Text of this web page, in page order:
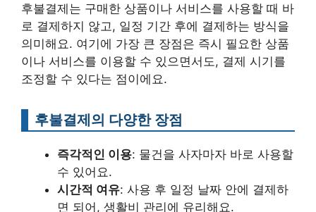
후불결제는 구매한 상품이나 서비스를 사용할 때 바
로 결제하지 않고, 일정 기간 후에 결제하는 방식을
의미해요. 여기에 가장 큰 장점은 즉시 필요한 상품
이나 서비스를 이용할 수 있으면서도, 결제 시기를
조정할 수 있다는 점이에요.
후불결제의 다양한 장점
즉각적인 이용: 물건을 사자마자 바로 사용할
수 있어요.
시간적 여유: 사용 후 일정 날짜 안에 결제하
면 되어, 생활비 관리에 유리해요.